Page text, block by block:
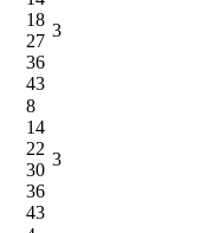
18
27
36
43
3
8
14
22
30
36
43
3